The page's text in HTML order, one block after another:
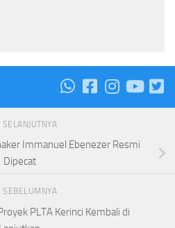
SELANJUTNYA
Immanuel Ebenezer Resmi
Dipecat
SEBELUMNYA
PLTA Kerinci Kembali di